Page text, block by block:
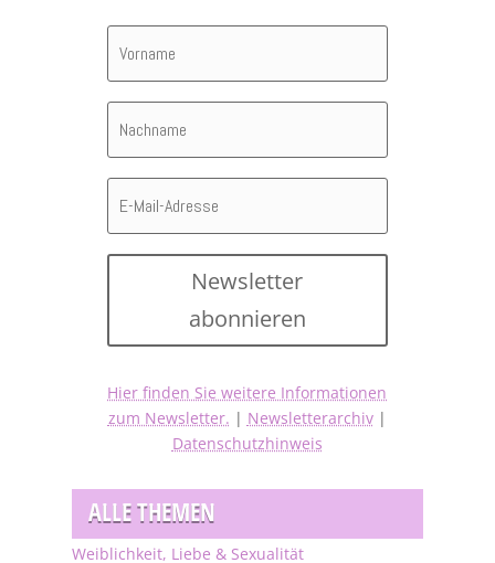
Newsletter
abonnieren
Hier finden Sie weitere Informationen
zum Newsletter. | Newsletterarchiv|
Datenschutzhinweis
ALLE THEMEN
Weiblichkeit, Liebe & Sexualität